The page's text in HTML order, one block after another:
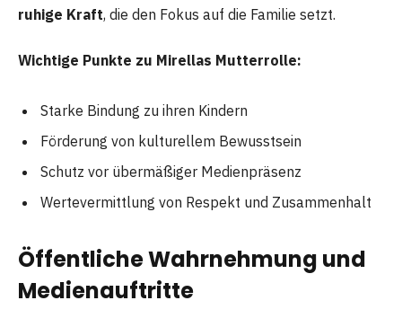
ruhige Kraft, die den Fokus auf die Familie setzt.
Wichtige Punkte zu Mirellas Mutterrolle:
Starke Bindung zu ihren Kindern
Förderung von kulturellem Bewusstsein
Schutz vor übermäßiger Medienpräsenz
Wertevermittlung von Respekt und Zusammenhalt
Öffentliche Wahrnehmung und
Medienauftritte